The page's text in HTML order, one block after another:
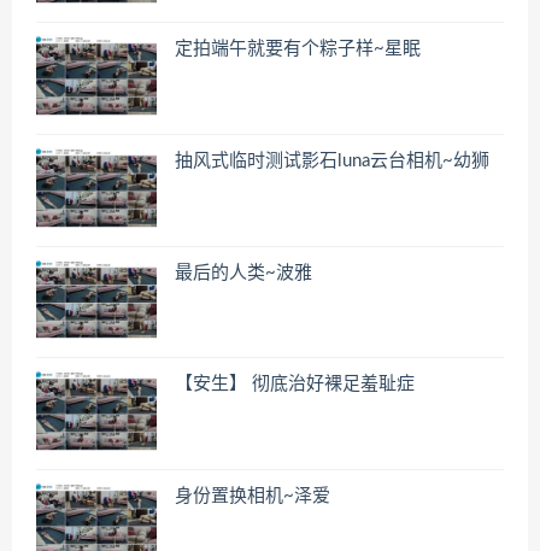
定拍端午就要有个粽子样~星眠
抽风式临时测试影石luna云台相机~幼狮
最后的人类~波雅
【安生】 彻底治好裸足羞耻症
身份置换相机~泽爱